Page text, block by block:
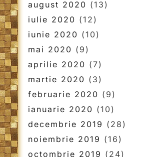
august 2020 (13)
iulie 2020 (12)
iunie 2020 (10)
mai 2020 (9)
aprilie 2020 (7)
martie 2020 (3)
februarie 2020 (9)
ianuarie 2020 (10)
decembrie 2019 (28)
noiembrie 2019 (16)
octombrie 2019 (24)